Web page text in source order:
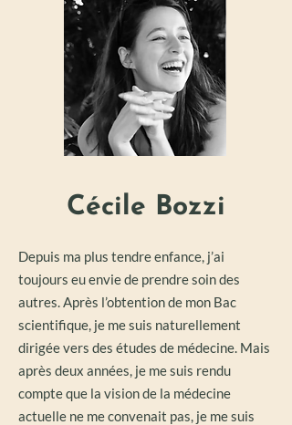
Cécile Bozzi
Depuis ma plus tendre enfance, j’ai
toujours eu envie de prendre soin des
autres. Après l’obtention de mon Bac
scientifique, je me suis naturellement
dirigée vers des études de médecine. Mais
après deux années, je me suis rendu
compte que la vision de la médecine
actuelle ne me convenait pas, je me suis